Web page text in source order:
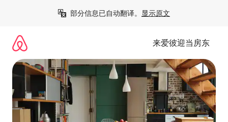
部分信息已自动翻译。 显示原文
来爱彼迎当房东